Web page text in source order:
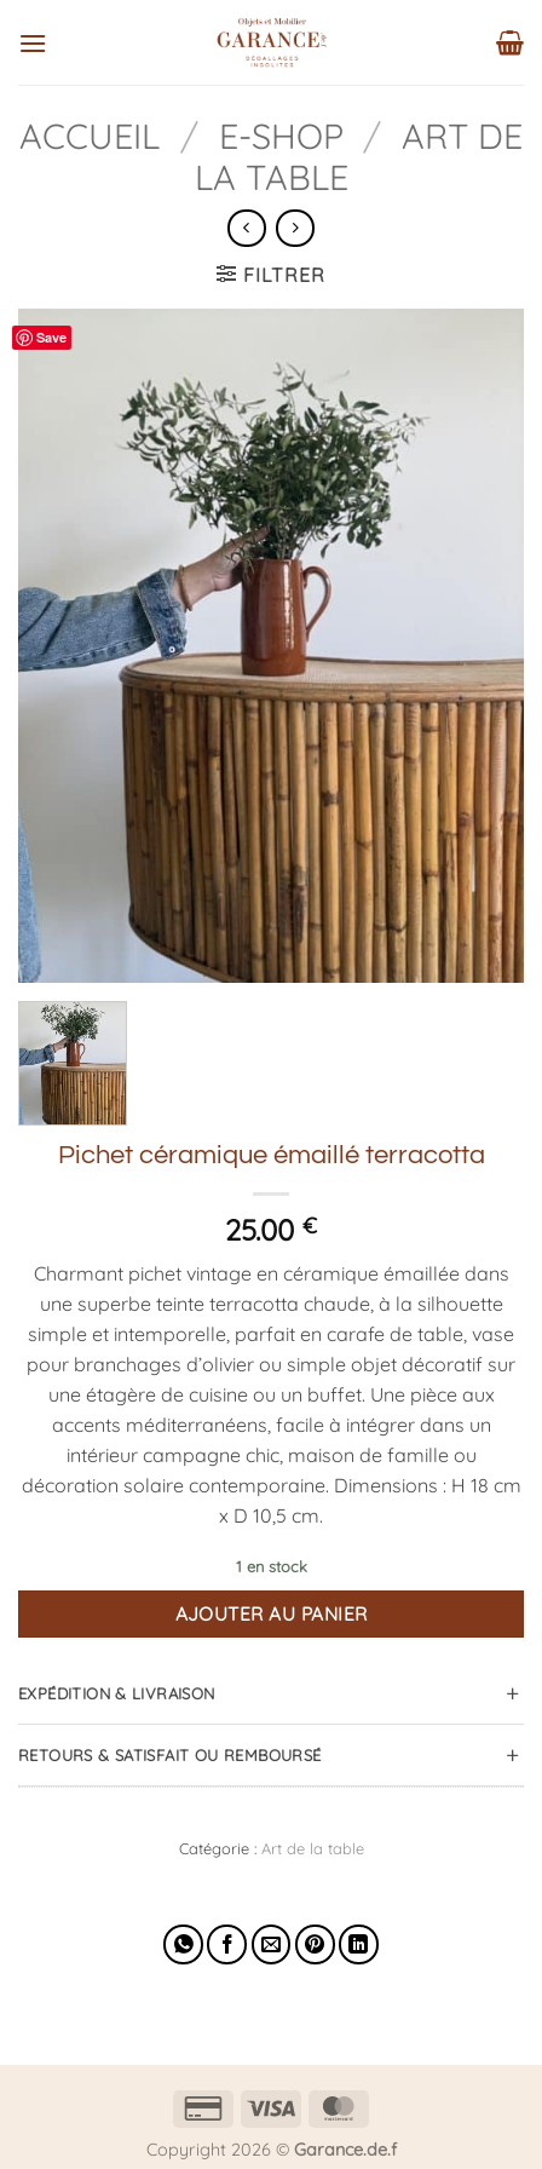
au
ACCUEIL / E-SHOP / ART DE
LA TABLE
FILTRER
Save
Pichet céramique émaillé terracotta
25.00 €
Charmant pichet vintage en céramique émaillée dans
une superbe teinte terracotta chaude, à la silhouette
simple et intemporelle, parfait en carafe de table, vase
pour branchages d’olivier ou simple objet décoratif sur
une étagère de cuisine ou un buffet. Une pièce aux
accents méditerranéens, facile à intégrer dans un
intérieur campagne chic, maison de famille ou
décoration solaire contemporaine. Dimensions : H 18 cm
x D 10,5 cm.
1 en stock
AJOUTER AU PANIER
EXPÉDITION & LIVRAISON
RETOURS & SATISFAIT OU REMBOURSÉ
Catégorie : Art de la table
Credit
2
Visa
Copyright 2026 © Garance.de.f